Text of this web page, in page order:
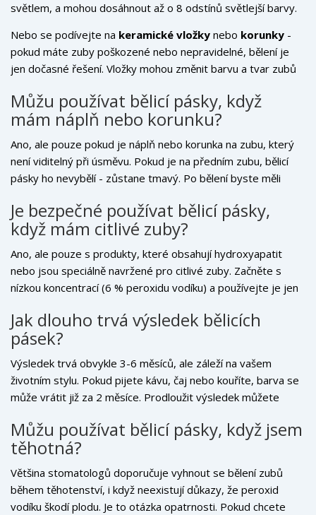
světlem, a mohou dosáhnout až o 8 odstínů světlejší barvy.
bezpečnější.
Nebo se podívejte na keramické vložky nebo korunky -
pokud máte zuby poškozené nebo nepravidelné, bělení je
jen dočasné řešení. Vložky mohou změnit barvu a tvar zubů
Můžu používat bělicí pásky, když
mám náplň nebo korunku?
Ano, ale pouze pokud je náplň nebo korunka na zubu, který
není viditelný při úsměvu. Pokud je na předním zubu, bělicí
pásky ho nevybělí - zůstane tmavý. Po bělení byste měli
budete mít nekonzistentní barvu zubů.
Je bezpečné používat bělicí pásky,
když mám citlivé zuby?
Ano, ale pouze s produkty, které obsahují hydroxyapatit
nebo jsou speciálně navržené pro citlivé zuby. Začněte s
nízkou koncentrací (6 % peroxidu vodíku) a používejte je jen
přestanete. Používejte zubní pastu pro citlivé zuby 2 týdny
před bělením.
Jak dlouho trvá výsledek bělicích
pásek?
Výsledek trvá obvykle 3-6 měsíců, ale záleží na vašem
životním stylu. Pokud pijete kávu, čaj nebo kouříte, barva se
může vrátit již za 2 měsíce. Prodloužit výsledek můžete
zubů.
Můžu používat bělicí pásky, když jsem
těhotná?
Většina stomatologů doporučuje vyhnout se bělení zubů
během těhotenství, i když neexistují důkazy, že peroxid
vodíku škodí plodu. Je to otázka opatrnosti. Pokud chcete